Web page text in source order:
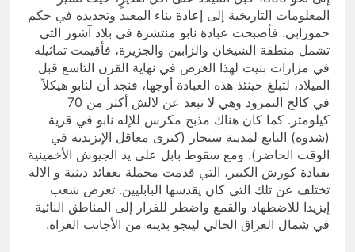
المعلومات التاريخية إلى إعادة بناء المعبد وتجديده في حكم
حمورابي. فأصبحت عبادة نابو منتشرة في بلاد آشور التي
تشمل منطقة الشيخان والزابين والجزيرة، فأقيمت تماثيله
في مزارات بنيت لهذا الغرض في نهاية القرن التاسع قبل
الميلاد، لتبلغ حينئذ هذه العبادة أوجها، فنجد أن لنابو هيكلاً
في كالح النمرود وهي لا تبعد عن لالش أكثر من 70
كيلومتر. كما كان هناك مذبح مكرس للإله نابو في قرية
(شدوه) التابع لمدينة سنجار (كبرى معاقل الإيزيدية في
الوقت الحاضر). ومع سقوط بابل على يد الجيوش الأخمينية
بقيادة كورش الكبير، التي قدمت محملة بعقائد دينية و الاله
تختلف عن تلك التي كان يقدسها البابليين. تعرض شعب
إيزيدا للاضطهاد والقمع واضطر للفرار إلى المناطق النائية
في شمال العراق الحالي لينجو بدينه من الأجانب الغزاة.